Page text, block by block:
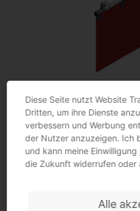
seitenverschiebbar · Deckenbefestigung,
Diese Seite nutzt Website
Dritten, um ihre Dienste
verbessern und Werbung
der Nutzer anzuzeigen. Ich
und kann meine
die Zukunft widerrufen oder
Alle